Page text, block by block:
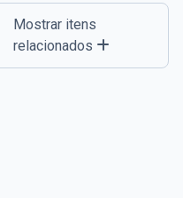
Mostrar itens
relacionados